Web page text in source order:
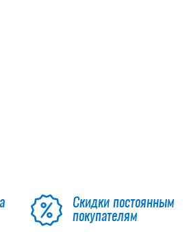
Скидки постоянным
покупателям